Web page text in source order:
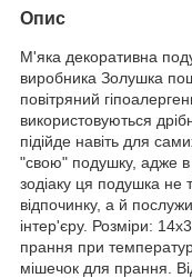
Опис
М'яка декоративна
виробника Золушка
повітряний
використовуються
підійде навіть для
"свою" подушку, адже в
зодіаку ця подушка не
відпочинку, а й
інтер'єру. Розміри:
прання при
мішечок для прання.